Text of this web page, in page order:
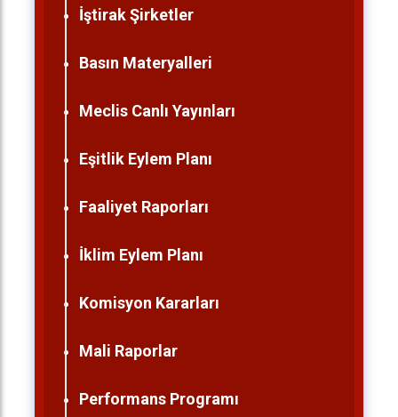
İştirak Şirketler
Basın Materyalleri
Meclis Canlı Yayınları
Eşitlik Eylem Planı
Faaliyet Raporları
İklim Eylem Planı
Komisyon Kararları
Mali Raporlar
Performans Programı